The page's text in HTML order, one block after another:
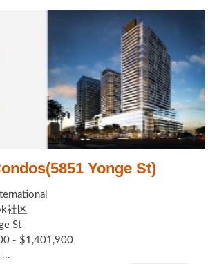
Yonge St)
社区
St
- $1,401,900